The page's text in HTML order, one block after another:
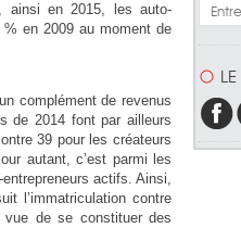
ainsi en 2015, les auto-
% en 2009 au moment de
complément de revenus
de 2014 font par ailleurs
39 pour les créateurs
autant, c’est parmi les
actifs. Ainsi,
l’immatriculation contre
de se constituer des